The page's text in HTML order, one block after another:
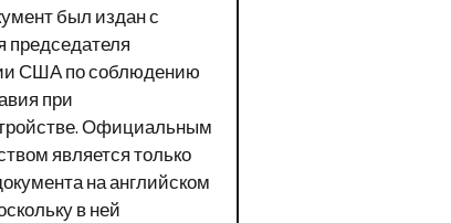
был издан с
председателя
США по соблюдению
при
Официальным
является только
на английском
в ней